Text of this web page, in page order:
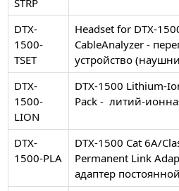
DTX-
1500-
TSET
Headset for DTX-
CableAnalyzer -
устройство
DTX-
1500-
LION
DTX-1500 Lithium-
Pack - литий-
DTX-
1500-PLA
DTX-1500 Cat 6A/
Permanent Link
адаптер